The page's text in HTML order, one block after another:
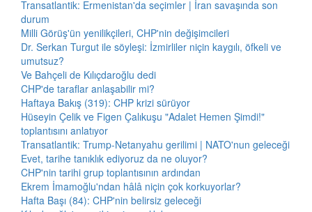
Transatlantik: Ermenistan'da seçimler | İran savaşında son
durum
Milli Görüş'ün yenilikçileri, CHP'nin değişimcileri
Dr. Serkan Turgut ile söyleşi: İzmirliler niçin kaygılı, öfkeli ve
umutsuz?
Ve Bahçeli de Kılıçdaroğlu dedi
CHP'de taraflar anlaşabilir mi?
Haftaya Bakış (319): CHP krizi sürüyor
Hüseyin Çelik ve Figen Çalıkuşu "Adalet Hemen Şimdi!"
toplantısını anlatıyor
Transatlantik: Trump-Netanyahu gerilimi | NATO'nun geleceği
Evet, tarihe tanıklık ediyoruz da ne oluyor?
CHP'nin tarihi grup toplantısının ardından
Ekrem İmamoğlu'ndan hâlâ niçin çok korkuyorlar?
Hafta Başı (84): CHP'nin belirsiz geleceği